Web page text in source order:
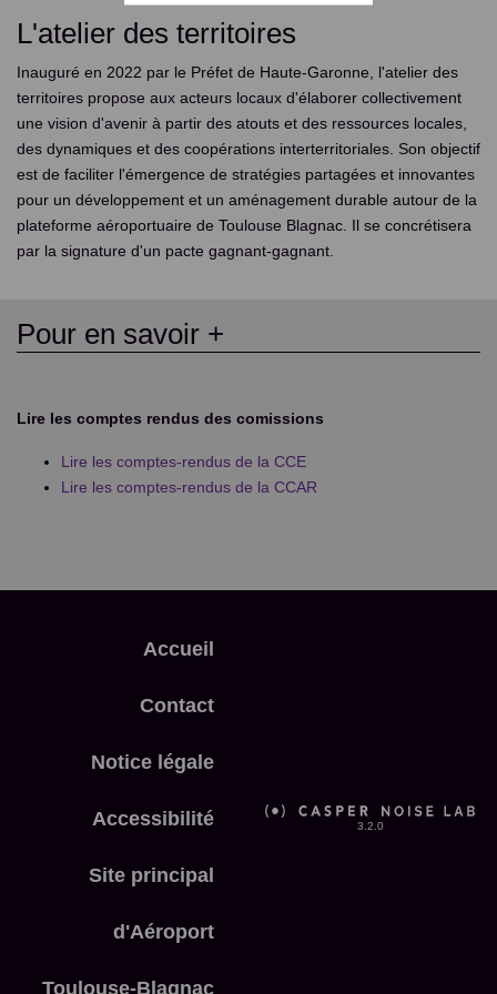
L'atelier des territoires
Inauguré en 2022 par le Préfet de Haute-Garonne, l'atelier des
territoires propose aux acteurs locaux d'élaborer collectivement
une vision d'avenir à partir des atouts et des ressources locales,
des dynamiques et des coopérations interterritoriales. Son objectif
est de faciliter l'émergence de stratégies partagées et innovantes
pour un développement et un aménagement durable autour de la
plateforme aéroportuaire de Toulouse Blagnac. Il se concrétisera
par la signature d'un pacte gagnant-gagnant.
Pour en savoir +
Lire les comptes rendus des comissions
Lire les comptes-rendus de la CCE
Lire les comptes-rendus de la CCAR
Accueil
Contact
Notice légale
Accessibilité
Site principal
d'Aéroport
Toulouse-Blagnac
3.2.0